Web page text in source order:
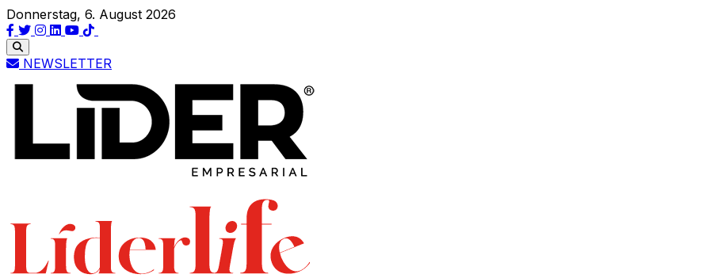
Donnerstag, 6. August 2026
NEWSLETTER